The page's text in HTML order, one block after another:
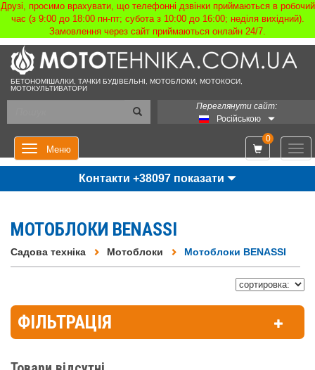
Друзі, просимо врахувати, що телефонні дзвінки приймаються в робочий
час (з 9:00 до 18:00 пн-пт; субота з 10:00 до 16:00; неділя вихідний).
Замовлення через сайт приймаються онлайн 24/7.
БЕТОНОМІШАЛКИ, ТАЧКИ БУДІВЕЛЬНІ, МОТОБЛОКИ, МОТОКОСИ,
МОТОКУЛЬТИВАТОРИ
Переглянути сайт:
Російською
Меню
0
Контакти +38097 показати
МОТОБЛОКИ BENASSI
Садова техніка Мотоблоки Мотоблоки BENASSI
ФІЛЬТРАЦІЯ